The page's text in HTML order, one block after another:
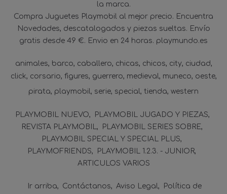
la marca.
Compra Juguetes Playmobil al mejor precio. Encuentra
Novedades, descatalogados y piezas sueltas. Envío
gratis desde 49 €. Envio en 24 horas. playmundo.es
animales barco caballero chicas chicos city ciudad
click corsario figures guerrero medieval muneco oeste
pirata playmobil serie special tienda western
PLAYMOBIL NUEVO
PLAYMOBIL JUGADO Y PIEZAS
REVISTA PLAYMOBIL
PLAYMOBIL SERIES SOBRE
PLAYMOBIL SPECIAL Y SPECIAL PLUS
PLAYMOFRIENDS
PLAYMOBIL 1.2.3. - JUNIOR
ARTICULOS VARIOS
Ir arriba Contáctanos Aviso Legal
Política de